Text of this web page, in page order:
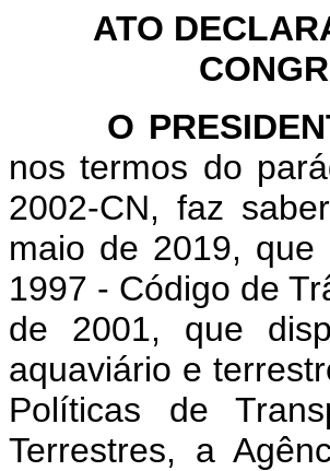
ATO
O
nos termos do
2002-CN, faz
maio de 2019,
1997 - Código de
de 2001, que
aquaviário e
Políticas de
Terrestres, a